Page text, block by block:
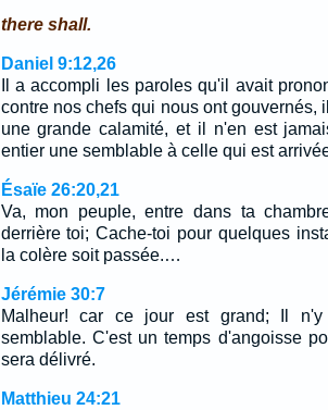
there shall.
Daniel 9:12,26
Il a accompli les paroles qu'il avait
contre nos chefs qui nous ont gouvernés,
une grande calamité, et il n'en est
entier une semblable à celle qui est
Ésaïe 26:20,21
Va, mon peuple, entre dans ta
derrière toi; Cache-toi pour quelques
la colère soit passée.…
Jérémie 30:7
Malheur! car ce jour est grand; Il
semblable. C'est un temps d'angoisse
sera délivré.
Matthieu 24:21